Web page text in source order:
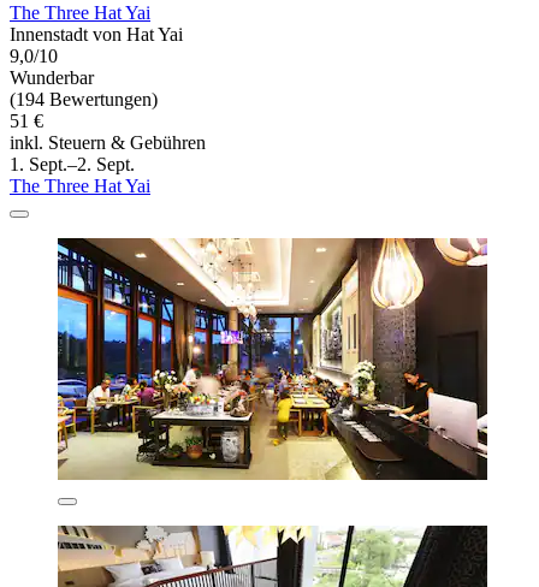
The Three Hat Yai
Innenstadt von Hat Yai
9,0/10
Wunderbar
(194 Bewertungen)
51 €
inkl. Steuern & Gebühren
1. Sept.–2. Sept.
The Three Hat Yai